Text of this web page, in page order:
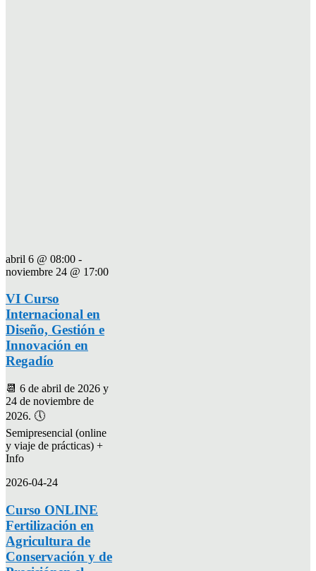
abril 6 @ 08:00 -
noviembre 24 @ 17:00
VI Curso
Internacional en
Diseño, Gestión e
Innovación en
Regadío
📆 6 de abril de 2026 y
24 de noviembre de
2026. 🕔
Semipresencial (online
y viaje de prácticas) +
Info
2026-04-24
Curso ONLINE
Fertilización en
Agricultura de
Conservación y de